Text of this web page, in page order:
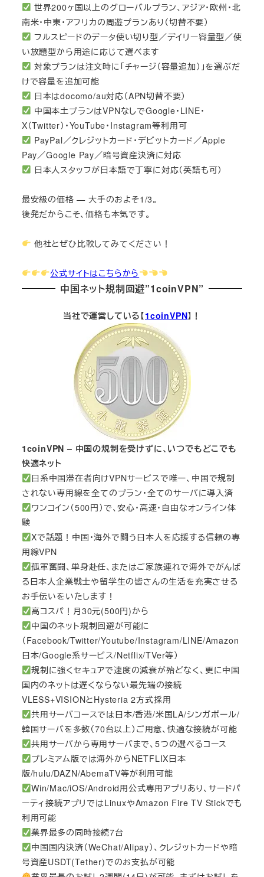
世界200ヶ国以上のグローバルプラン、アジア・欧州・北
南米・中東・アフリカの周遊プランあり（切替不要）
フルスピードのデータ使い切り型／デイリー容量型／使
い放題型から用途に応じて選べます
対象プランは注文時に「チャージ（容量追加）」を選ぶだ
けで容量を追加可能
日本はdocomo/au対応（APN切替不要）
中国本土プランはVPNなしでGoogle・LINE・
X（Twitter）・YouTube・Instagram等利用可
PayPal／クレジットカード・デビットカード／Apple
Pay／Google Pay／暗号資産決済に対応
日本人スタッフが日本語で丁寧に対応（英語も可）
最安級の価格 — 大手のおよそ1/3。
後発だからこそ、価格も本気です。
他社とぜひ比較してみてください！
公式サイトはこちらから
中国ネット規制回避”1coinVPN”
当社で運営している【1coinVPN】！
1coinVPN – 中国の規制を受けずに、いつでもどこでも
快適ネット
日系中国滞在者向けVPNサービスで唯一、中国で規制
されない専用線を全てのプラン・全てのサーバに導入済
ワンコイン（500円）で、安心・高速・自由なオンライン体
験
Xで話題！中国・海外で闘う日本人を応援する信頼の専
用線VPN
孤軍奮闘、単身赴任、またはご家族連れで海外でがんば
る日本人企業戦士や留学生の皆さんの生活を充実させる
お手伝いをいたします！
高コスパ！月30元(500円)から
中国のネット規制回避が可能に
（Facebook/Twitter/Youtube/Instagram/LINE/Amazon
日本/Google系サービス/Netflix/TVer等）
規制に強くセキュアで速度の減衰が殆どなく、更に中国
国内のネットは遅くならない最先端の接続
VLESS+VISIONとHysteria 2方式採用
共用サーバコースでは日本/香港/米国LA/シンガポール/
韓国サーバを多数（70台以上）ご用意、快適な接続が可能
共用サーバから専用サーバまで、5つの選べるコース
プレミアム版では海外からNETFLIX日本
版/hulu/DAZN/AbemaTV等が利用可能
Win/Mac/iOS/Android用公式専用アプリあり、サードパ
ーティ接続アプリではLinuxやAmazon Fire TV Stickでも
利用可能
業界最多の同時接続7台
中国国内決済（WeChat/Alipay）、クレジットカードや暗
号資産USDT(Tether)でのお支払が可能